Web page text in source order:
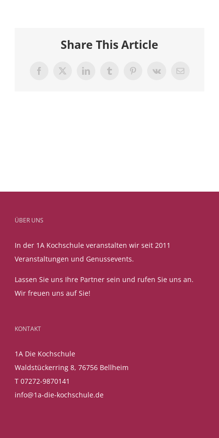
Share This Article
Facebook
X LinkedInTumblrPinterestVk
E-
ÜBER UNS
In der 1A Kochschule veranstalten wir seit 2011
Veranstaltungen und Genussevents.
Lassen Sie uns Ihre Partner sein und rufen Sie uns an.
Wir freuen uns auf Sie!
KONTAKT
1A Die Kochschule
Waldstückerring 8, 76756 Bellheim
T 07272-9870141
info@1a-die-kochschule.de